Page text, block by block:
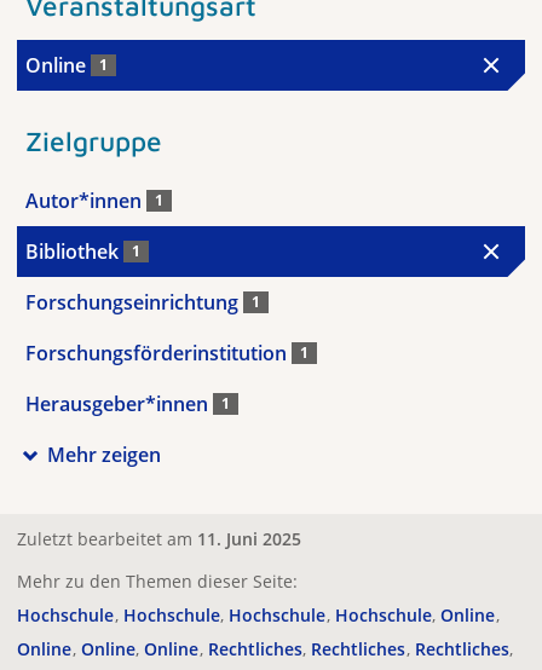
Online 1
Zielgruppe
Autor*innen 1
Bibliothek 1
Forschungseinrichtung 1
Forschungsförderinstitution 1
Herausgeber*innen 1
Mehr zeigen
Zuletzt bearbeitet am 11. Juni 2025
Mehr zu den Themen dieser Seite:
Hochschule Hochschule Hochschule Hochschule Online
Online Online Online Rechtliches Rechtliches Rechtliches